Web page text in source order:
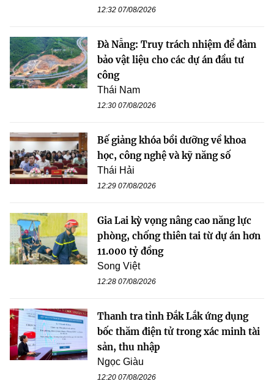
12:32 07/08/2026
Đà Nẵng: Truy trách nhiệm để đảm
bảo vật liệu cho các dự án đầu tư
công
Thái Nam
12:30 07/08/2026
Bế giảng khóa bồi dưỡng về khoa
học, công nghệ và kỹ năng số
Thái Hải
12:29 07/08/2026
Gia Lai kỳ vọng nâng cao năng lực
phòng, chống thiên tai từ dự án hơn
11.000 tỷ đồng
Song Việt
12:28 07/08/2026
Thanh tra tỉnh Đắk Lắk ứng dụng
bốc thăm điện tử trong xác minh tài
sản, thu nhập
Ngọc Giàu
12:20 07/08/2026